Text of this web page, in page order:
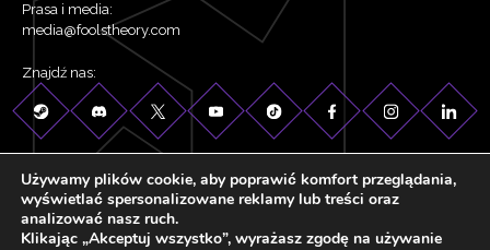
Znajdź nas:
Prasa i media:
media@foolstheory.com
©2026 Fool's Theory . Wszelkie prawa zastrzeżone.
Używamy plików cookie, aby poprawić komfort przeglądania,
wyświetlać spersonalizowane reklamy lub treści oraz
analizować nasz ruch.
Klikając „Akceptuj wszystko”, wyrażasz zgodę na używanie